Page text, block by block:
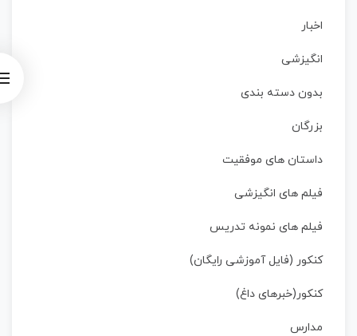
اخبار
انگیزشی
بدون دسته بندی
بزرگان
داستان‌ های موفقیت
فیلم های انگیزشی
فیلم های نمونه تدریس
کنکور (فایل آموزشی رایگان)
کنکور(خبرهای داغ)
مدارس